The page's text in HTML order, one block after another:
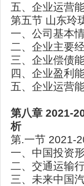
五、企业运营
第五节 山东玲
一、公司基本
二、企业主要
三、企业偿债
四、企业盈利
五、企业运营
第八章 2021-
析
第.一节 2021-
一、中国投资
二、交通运输
三、未来中国